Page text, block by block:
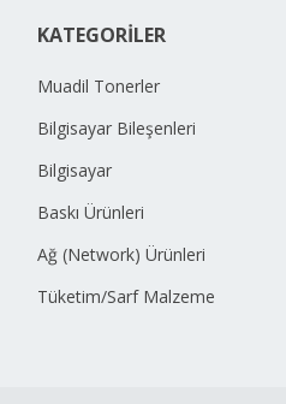
KATEGORİLER
Muadil Tonerler
Bilgisayar Bileşenleri
Bilgisayar
Baskı Ürünleri
Ağ (Network) Ürünleri
Tüketim/Sarf Malzeme